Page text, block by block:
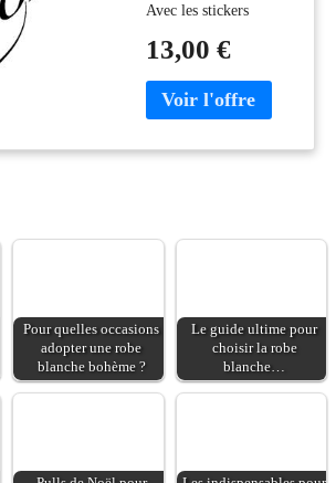
Avec les stickers
infinity and beyond,
vous pourrez enfin
décorer l'intérieur de
guise avec leur aide !
pour améliorer votre
13,00 €
Pour quelles occasions
adopter une robe
blanche bohème ?
Le guide ultime pour
choisir la robe
blanche…